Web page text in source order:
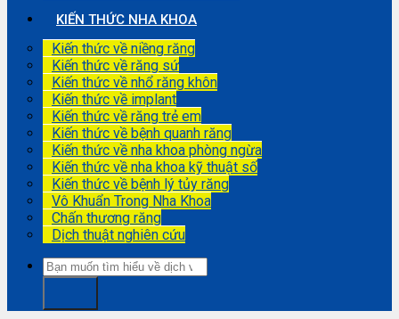
KIẾN THỨC NHA KHOA
Kiến thức về niềng răng
Kiến thức về răng sứ
Kiến thức về nhổ răng khôn
Kiến thức về implant
Kiến thức về răng trẻ em
Kiến thức về bệnh quanh răng
Kiến thức về nha khoa phòng ngừa
Kiến thức về nha khoa kỹ thuật số
Kiến thức về bệnh lý tủy răng
Vô Khuẩn Trong Nha Khoa
Chấn thương răng
Dịch thuật nghiên cứu